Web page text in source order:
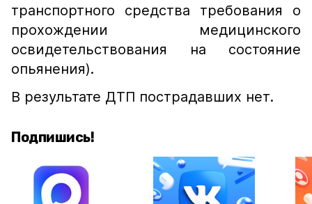
транспортного средства требования о
прохождении медицинского
освидетельствования на состояние
опьянения).
В результате ДТП пострадавших нет.
Подпишись!